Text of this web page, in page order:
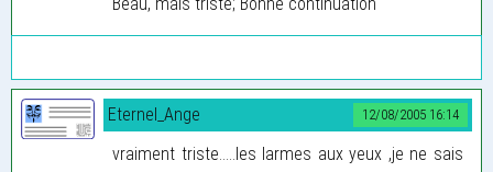
12/08/2005 16:14
Eternel_Ange
vraiment triste.....les larmes aux yeux ,je ne sais